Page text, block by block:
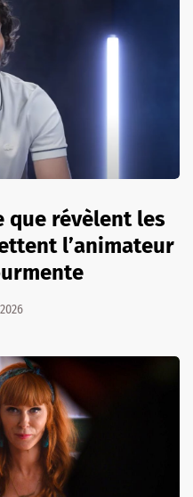
que révèlent les
l’animateur